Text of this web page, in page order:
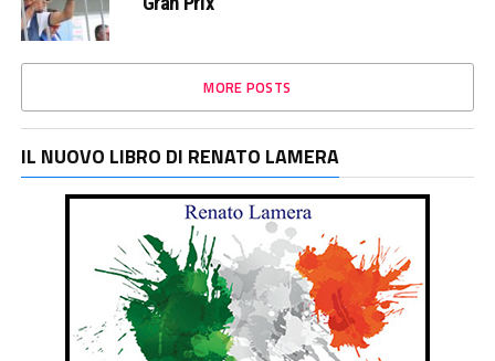
MORE POSTS
IL NUOVO LIBRO DI RENATO LAMERA